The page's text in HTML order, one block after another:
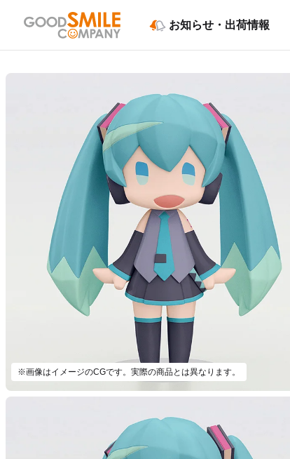
お知らせ・出荷情報
※画像はイメージのCGです。実際の商品とは異なります。